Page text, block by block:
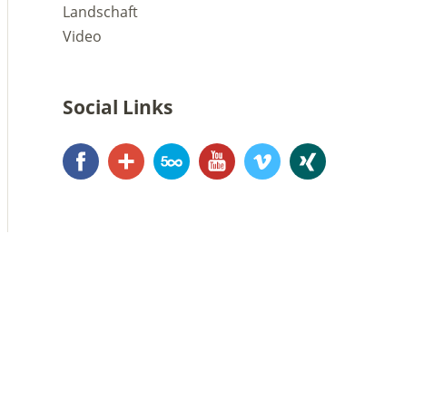
Landschaft
Video
Social Links
FacebookGoogle+500px YouTubeVimeoXing